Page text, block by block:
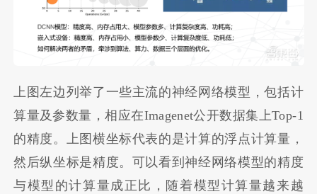
上图左边列举了一些主流的神经网络模型，包括计
算量及参数量，相应在Imagenet公开数据集上Top-1
的精度。上图横坐标代表的是计算的浮点计算量，
然后纵坐标是精度。可以看到神经网络模型的精度
与模型的计算量成正比，随着模型计算量越来越